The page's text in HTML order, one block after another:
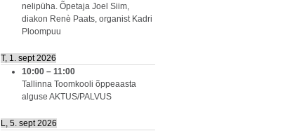
nelipüha. Õpetaja Joel Siim,
diakon Renè Paats, organist Kadri
Ploompuu
T, 1. sept 2026
10:00 – 11:00
Tallinna Toomkooli õppeaasta
alguse AKTUS/PALVUS
L, 5. sept 2026